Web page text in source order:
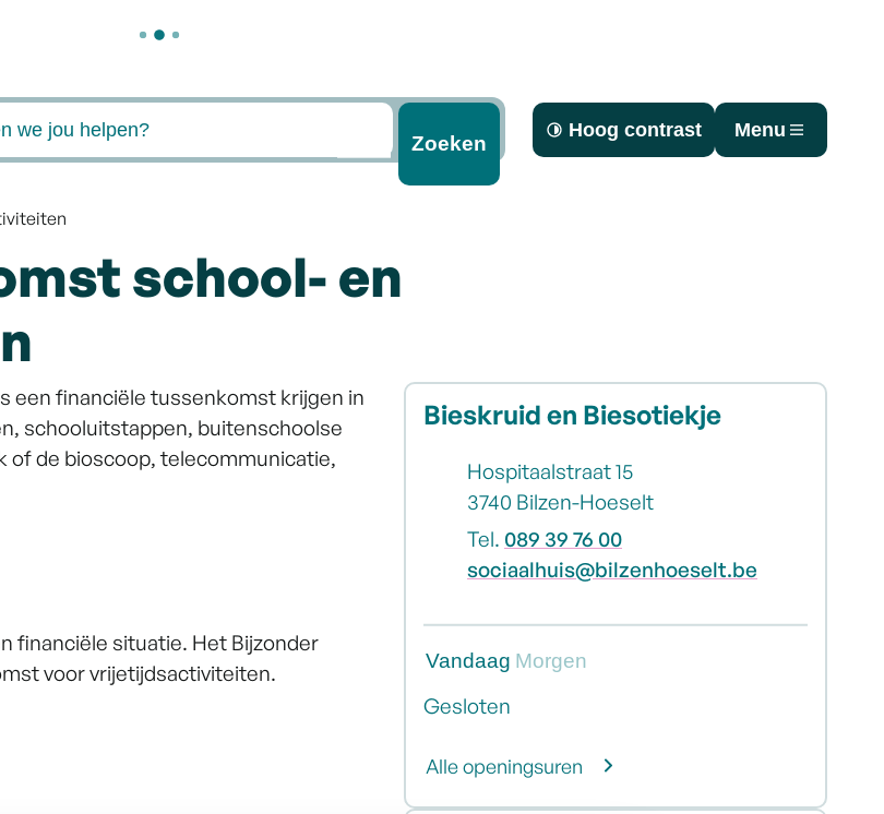
we jou helpen?
Zoeken
Hoog contrast Menu
school- en
een financiële tussenkomst krijgen in
schooluitstappen, buitenschoolse
of de bioscoop, telecommunicatie,
financiële situatie. Het Bijzonder
voor vrijetijdsactiviteiten.
Contact
Bieskruid en Biesotiekje
AdresHospitaalstraat 15
,3740 Bilzen-Hoeselt
089 39 76 00
E-mailsociaalhuis@bilzenhoeselt.be
Vandaag Morgen
Gesloten
Alle openingsuren Bieskruid en Biesotiekje